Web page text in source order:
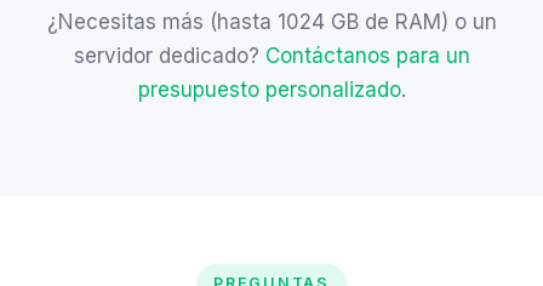
¿Necesitas más (hasta 1024 GB de RAM) o un
servidor dedicado? Contáctanos para un
presupuesto personalizado.